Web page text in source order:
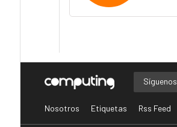
Síguenos
Nosotros Etiquetas Rss Feed